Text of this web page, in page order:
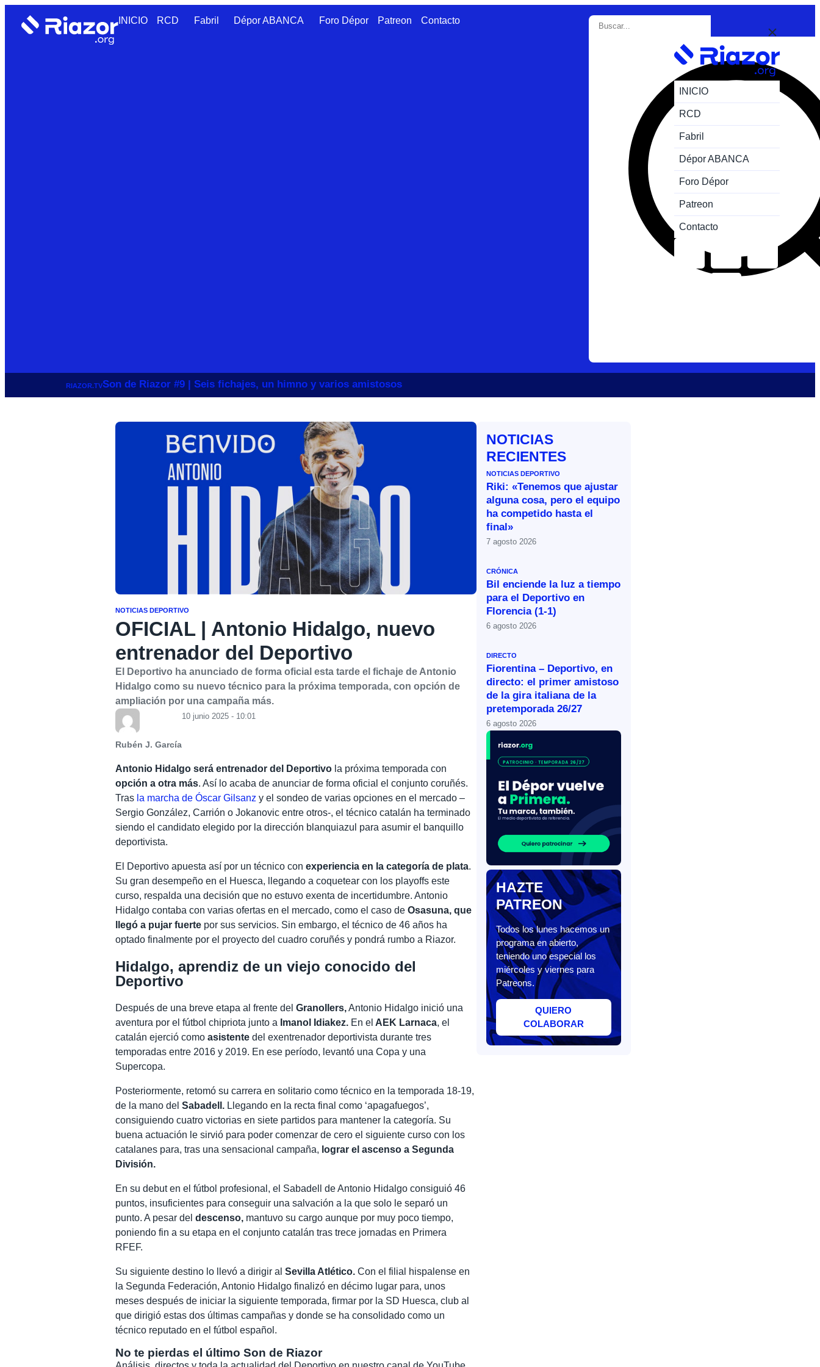
INICIO RCD Fabril Dépor ABANCA Foro Dépor Patreon Contacto
INICIO
RCD
Fabril
Dépor ABANCA
Foro Dépor
Patreon
Contacto
RIAZOR.TVSon de Riazor #9 | Seis fichajes, un himno y varios amistosos
NOTICIAS DEPORTIVO
OFICIAL | Antonio Hidalgo, nuevo
entrenador del Deportivo
El Deportivo ha anunciado de forma oficial esta tarde el fichaje de Antonio
Hidalgo como su nuevo técnico para la próxima temporada, con opción de
ampliación por una campaña más.
Rubén J. García
10 junio 2025 - 10:01
Antonio Hidalgo será entrenador del Deportivo la próxima temporada con
opción a otra más. Así lo acaba de anunciar de forma oficial el conjunto coruñés.
Tras la marcha de Óscar Gilsanz y el sondeo de varias opciones en el mercado –
Sergio González, Carrión o Jokanovic entre otros-, el técnico catalán ha terminado
siendo el candidato elegido por la dirección blanquiazul para asumir el banquillo
deportivista.
El Deportivo apuesta así por un técnico con experiencia en la categoría de plata.
Su gran desempeño en el Huesca, llegando a coquetear con los playoffs este
curso, respalda una decisión que no estuvo exenta de incertidumbre. Antonio
Hidalgo contaba con varias ofertas en el mercado, como el caso deOsasuna, que
llegó a pujar fuerte por sus servicios. Sin embargo, el técnico de 46 años ha
optado finalmente por el proyecto del cuadro coruñés y pondrá rumbo a Riazor.
Hidalgo, aprendiz de un viejo conocido del
Deportivo
Después de una breve etapa al frente delGranollers,Antonio Hidalgo inició una
aventura por el fútbol chipriota junto a Imanol Idiakez. En el AEK Larnaca, el
catalán ejerció comoasistente del exentrenador deportivista durante tres
temporadas entre 2016 y 2019. En ese período, levantó una Copa y una
Supercopa.
Posteriormente, retomó su carrera en solitario como técnico en la temporada 18-19,
de la mano delSabadell. Llegando en la recta final como ‘apagafuegos’,
consiguiendo cuatro victorias en siete partidos para mantener la categoría. Su
buena actuación le sirvió para poder comenzar de cero el siguiente curso con los
catalanes para, tras una sensacional campaña, lograr el ascenso a Segunda
División.
En su debut en el fútbol profesional, el Sabadell de Antonio Hidalgo consiguió 46
puntos, insuficientes para conseguir una salvación a la que solo le separó un
punto. A pesar deldescenso, mantuvo su cargo aunque por muy poco tiempo,
poniendo fin a su etapa en el conjunto catalán tras trece jornadas en Primera
RFEF.
Su siguiente destino lo llevó a dirigir alSevilla Atlético. Con el filial hispalense en
la Segunda Federación, Antonio Hidalgo finalizó en décimo lugar para, unos
meses después de iniciar la siguiente temporada, firmar por la SD Huesca, club al
que dirigió estas dos últimas campañas y donde se ha consolidado como un
técnico reputado en el fútbol español.
No te pierdas el último Son de Riazor
NOTICIAS
RECIENTES
NOTICIAS DEPORTIVO
Riki: «Tenemos que ajustar
alguna cosa, pero el equipo
ha competido hasta el
final»
7 agosto 2026
CRÓNICA
Bil enciende la luz a tiempo
para el Deportivo en
Florencia (1-1)
6 agosto 2026
DIRECTO
Fiorentina – Deportivo, en
directo: el primer amistoso
de la gira italiana de la
pretemporada 26/27
6 agosto 2026
HAZTE
PATREON
Todos los lunes hacemos un
programa en abierto,
teniendo uno especial los
miércoles y viernes para
Patreons.
QUIERO
COLABORAR